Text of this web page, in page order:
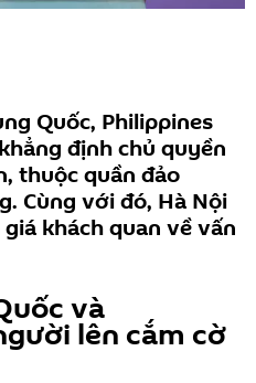
Quốc, Philippines
định chủ quyền
thuộc quần đảo
Cùng với đó, Hà Nội
khách quan về vấn
và
lên cắm cờ